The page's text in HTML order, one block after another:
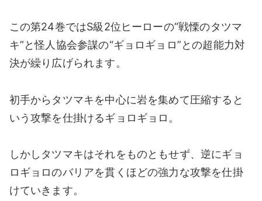
この第24巻ではS級2位ヒーローの“戦慄のタツマ
キ”と怪人協会参謀の“ギョロギョロ”との超能力対
決が繰り広げられます。
初手からタツマキを中心に岩を集めて圧縮すると
いう攻撃を仕掛けるギョロギョロ。
しかしタツマキはそれをものともせず、逆にギョ
ロギョロのバリアを貫くほどの強力な攻撃を仕掛
けていきます。